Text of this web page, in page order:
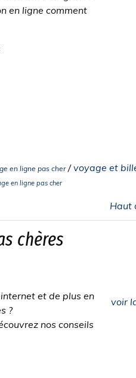
en ligne comment
en ligne pas cher/voyage et
en ligne pas cher
Haut
chères
voir
et de plus en
?
nos conseils